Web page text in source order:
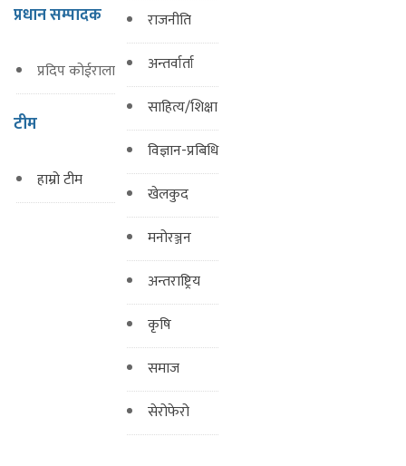
प्रधान सम्पादक
प्रदिप कोईराला
टीम
हाम्रो टीम
राजनीति
अन्तर्वार्ता
साहित्य/शिक्षा
विज्ञान-प्रबिधि
खेलकुद
मनोरञ्जन
अन्तराष्ट्रिय
कृषि
समाज
सेरोफेरो